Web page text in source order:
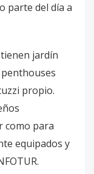
parte del día a
jardín
propio.
como para
equipados y